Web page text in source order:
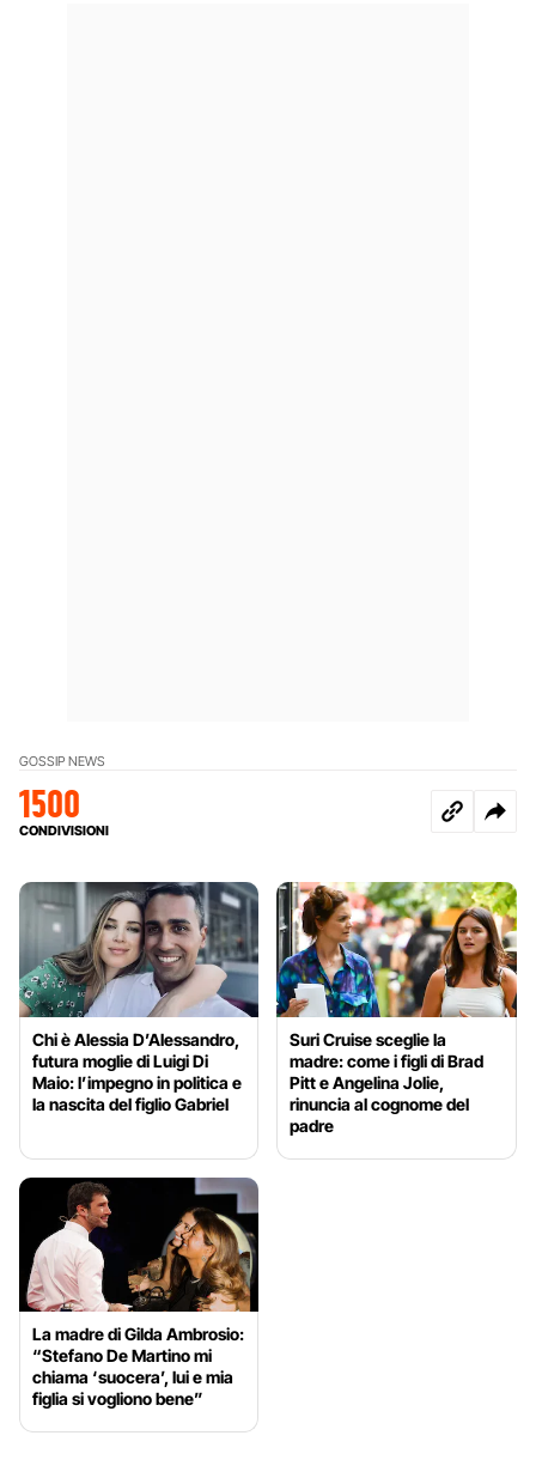
GOSSIP NEWS
1500
CONDIVISIONI
Chi è Alessia D’Alessandro,
futura moglie di Luigi Di
Maio: l’impegno in politica e
la nascita del figlio Gabriel
Suri Cruise sceglie la
madre: come i figli di Brad
Pitt e Angelina Jolie,
rinuncia al cognome del
padre
La madre di Gilda Ambrosio:
“Stefano De Martino mi
chiama ‘suocera’, lui e mia
figlia si vogliono bene”